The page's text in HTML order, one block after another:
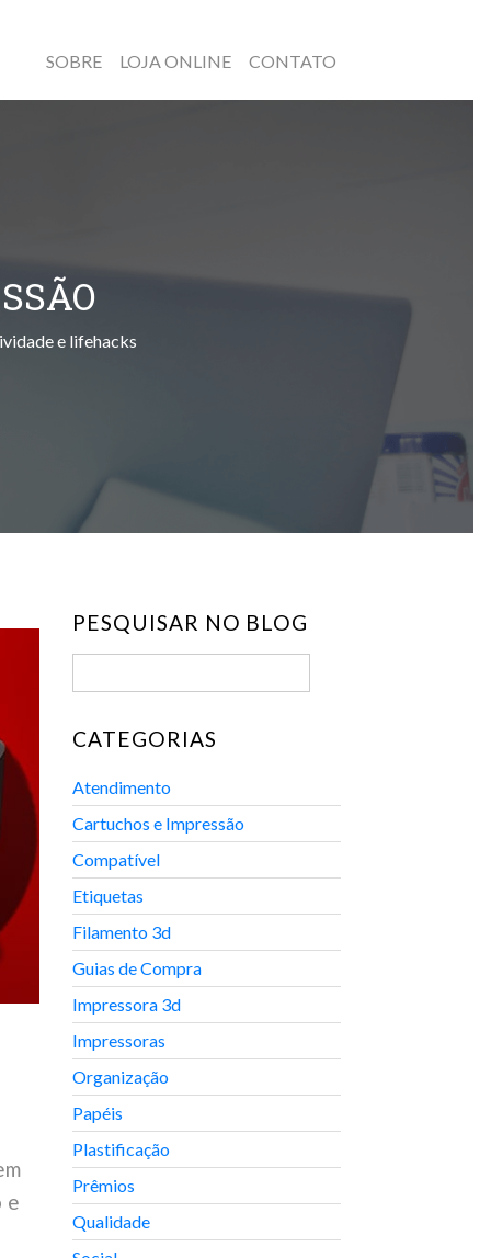
SOBRE LOJA ONLINE CONTATO
e lifehacks
e
PESQUISAR NO BLOG
CATEGORIAS
Atendimento
Cartuchos e Impressão
Compatível
Etiquetas
Filamento 3d
Guias de Compra
Impressora 3d
Impressoras
Organização
Papéis
Plastificação
Prêmios
Qualidade